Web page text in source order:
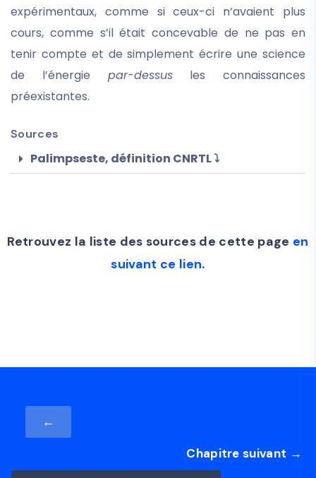
expérimentaux, comme si ceux-ci n’avaient plus
cours, comme s’il était concevable de ne pas en
tenir compte et de simplement écrire une science
de l’énergie par-dessusles connaissances
préexistantes.
Sources
Palimpseste, définition CNRTL ⤵
Retrouvez la liste des sources de cette page en
suivant ce lien.
←
Chapitre suivant →